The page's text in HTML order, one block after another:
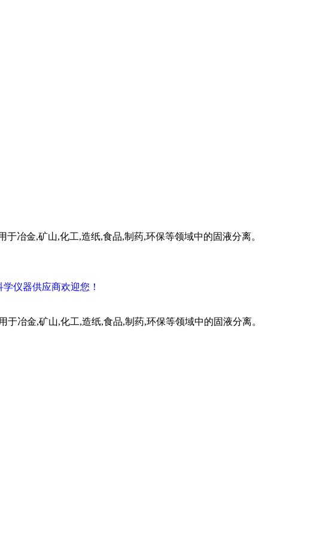
冶金,矿山,化工,造纸,食品,制药,环保等领域中的固液分离。
仪器供应商欢迎您！
于冶金,矿山,化工,造纸,食品,制药,环保等领域中的固液分离。